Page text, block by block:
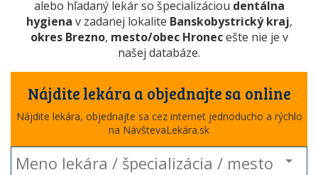
alebo hľadaný lekár so špecializáciou dentálna
hygiena v zadanej lokalite Banskobystrický kraj,
okres Brezno, mesto/obec Hronecešte nie je v
našej databáze.
Nájdite lekára a objednajte sa online
Nájdite lekára, objednajte sa cez internet jednoducho a rýchlo
na NávštevaLekára.sk